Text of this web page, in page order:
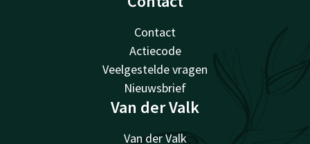
Contact
Actiecode
Veelgestelde vragen
Nieuwsbrief
Van der Valk
Van der Valk